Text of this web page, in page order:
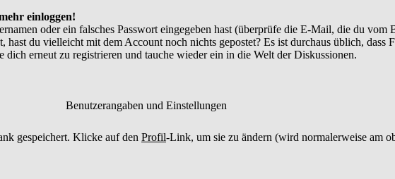
einloggen!
oder ein falsches Passwort eingegeben hast (überprüfe die E-Mail, die du vom
du vielleicht mit dem Account noch nichts gepostet? Es ist durchaus üblich, dass
erneut zu registrieren und tauche wieder ein in die Welt der Diskussionen.
Benutzerangaben und Einstellungen
gespeichert. Klicke auf den Profil-Link, um sie zu ändern (wird normalerweise am